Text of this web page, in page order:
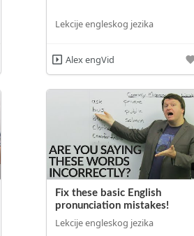
Lekcije engleskog jezika
Alex engVid
Fix these basic English
pronunciation mistakes!
Lekcije engleskog jezika